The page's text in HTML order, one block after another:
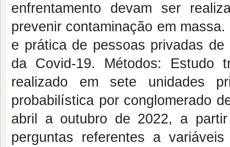
enfrentamento devam ser
prevenir contaminação em
e prática de pessoas privadas
da Covid-19. Métodos: Estudo
realizado em sete unidades
probabilística por conglomerado
abril a outubro de 2022, a
perguntas referentes a